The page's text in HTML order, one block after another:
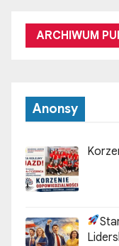
ARCHIWUM
Anonsy